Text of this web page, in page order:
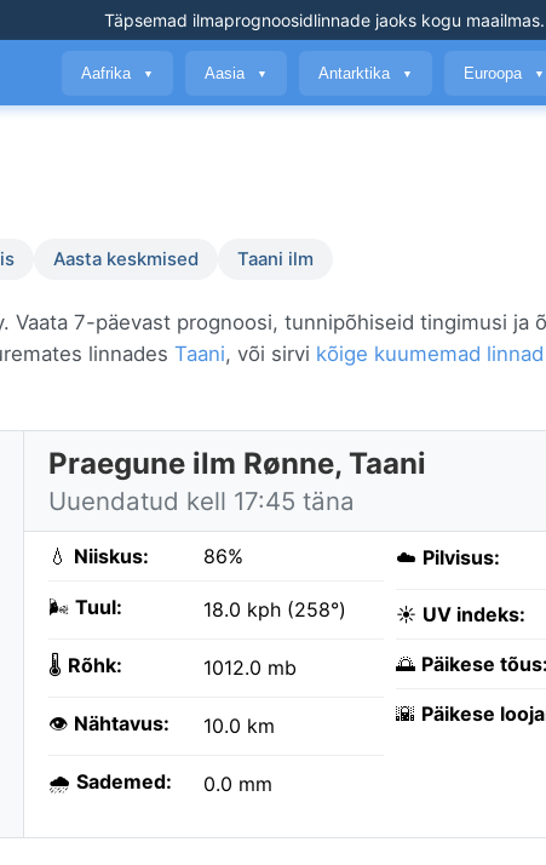
Täpsemad ilmaprognoosidlinnade jaoks kogu maailmas.
Aafrika ▼ Aasia ▼ Antarktika ▼ Euroopa ▼
Aasta keskmised Taani ilm
Vaata 7-päevast prognoosi, tunnipõhiseid tingimusi ja
linnades Taani, või sirvi kõige kuumemad
Praegune ilm Rønne, Taani
Uuendatud kell 17:45 täna
💧 Niiskus: 86%
🌬️ Tuul: 18.0 kph (258°)
🌡️ Rõhk: 1012.0 mb
👁️ Nähtavus: 10.0 km
🌧️ Sademed: 0.0 mm
☁️ Pilvisus:
☀️ UV indeks:
🌅 Päikese tõus:
🌇 Päikese